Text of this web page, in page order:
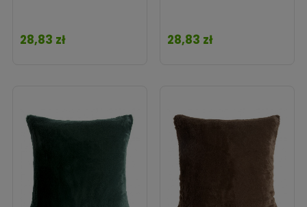
Cena
28,83 zł Cena
28,83 zł